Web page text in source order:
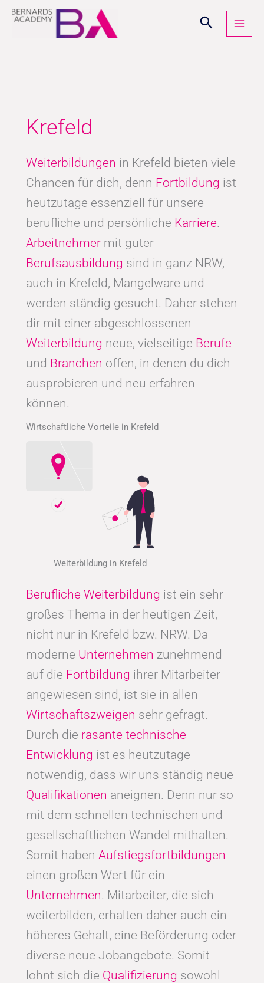
Zum
Inhalt
Krefeld
Weiterbildungen in Krefeld bieten viele
Chancen für dich, denn Fortbildung ist
heutzutage essenziell für unsere
berufliche und persönliche Karriere.
Arbeitnehmer mit guter
Berufsausbildung sind in ganz NRW,
auch in Krefeld, Mangelware und
werden ständig gesucht. Daher stehen
dir mit einer abgeschlossenen
Weiterbildung neue, vielseitige Berufe
und Branchen offen, in denen du dich
ausprobieren und neu erfahren
können.
Wirtschaftliche Vorteile in Krefeld
Weiterbildung in Krefeld
Berufliche Weiterbildung ist ein sehr
großes Thema in der heutigen Zeit,
nicht nur in Krefeld bzw. NRW. Da
moderne Unternehmen zunehmend
auf die Fortbildung ihrer Mitarbeiter
angewiesen sind, ist sie in allen
Wirtschaftszweigen sehr gefragt.
Durch die rasante technische
Entwicklung ist es heutzutage
notwendig, dass wir uns ständig neue
Qualifikationen aneignen. Denn nur so
mit dem schnellen technischen und
gesellschaftlichen Wandel mithalten.
Somit haben Aufstiegsfortbildungen
einen großen Wert für ein
Unternehmen. Mitarbeiter, die sich
weiterbilden, erhalten daher auch ein
höheres Gehalt, eine Beförderung oder
diverse neue Jobangebote. Somit
lohnt sich die Qualifizierung sowohl